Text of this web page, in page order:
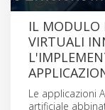
IL MODULO
VIRTUALI
Le applicazioni
artificiale